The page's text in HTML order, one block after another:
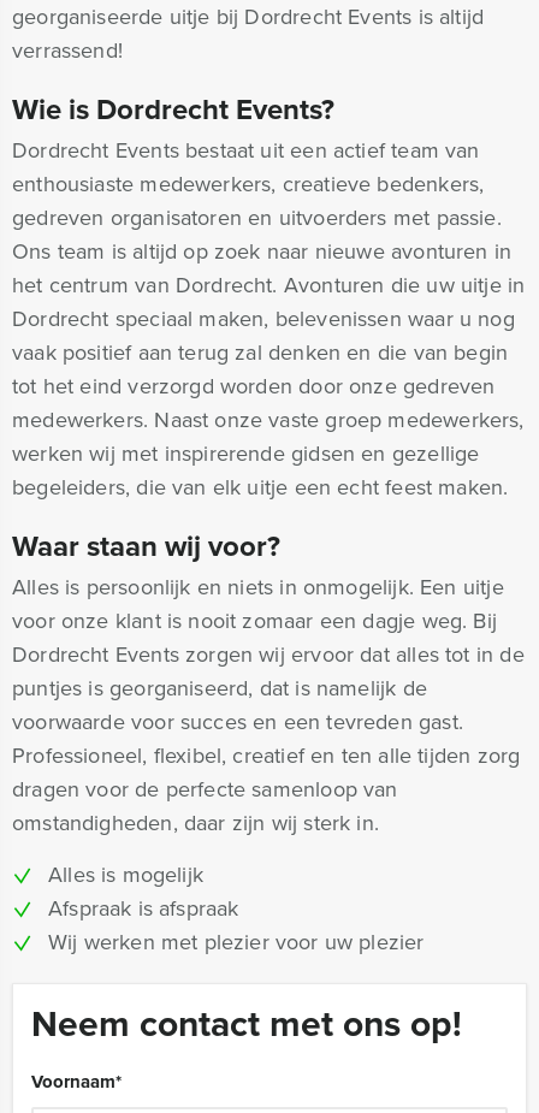
georganiseerde uitje bij Dordrecht Events is altijd
verrassend!
Wie is Dordrecht Events?
Dordrecht Events bestaat uit een actief team van
enthousiaste medewerkers, creatieve bedenkers,
gedreven organisatoren en uitvoerders met passie.
Ons team is altijd op zoek naar nieuwe avonturen in
het centrum van Dordrecht. Avonturen die uw uitje in
Dordrecht speciaal maken, belevenissen waar u nog
vaak positief aan terug zal denken en die van begin
tot het eind verzorgd worden door onze gedreven
medewerkers. Naast onze vaste groep medewerkers,
werken wij met inspirerende gidsen en gezellige
begeleiders, die van elk uitje een echt feest maken.
Waar staan wij voor?
Alles is persoonlijk en niets in onmogelijk. Een uitje
voor onze klant is nooit zomaar een dagje weg. Bij
Dordrecht Events zorgen wij ervoor dat alles tot in de
puntjes is georganiseerd, dat is namelijk de
voorwaarde voor succes en een tevreden gast.
Professioneel, flexibel, creatief en ten alle tijden zorg
dragen voor de perfecte samenloop van
omstandigheden, daar zijn wij sterk in.
Alles is mogelijk
Afspraak is afspraak
Wij werken met plezier voor uw plezier
Neem contact met ons op!
Voornaam*